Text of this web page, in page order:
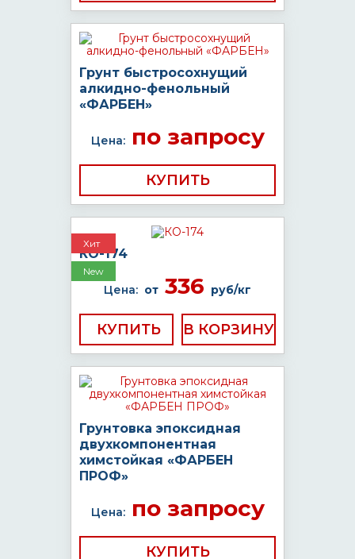
Грунт быстросохнущий
алкидно-фенольный
«ФАРБЕН»
Цена:по запросу
КУПИТЬ
Хит
New
КО-174
Цена: от 336 руб/кг
КУПИТЬ
Грунтовка эпоксидная
двухкомпонентная
химстойкая «ФАРБЕН
ПРОФ»
Цена:по запросу
КУПИТЬ